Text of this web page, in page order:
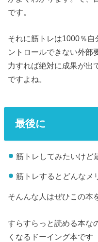
です。
それに筋トレは1000％
ントロールできない外部
力すれば絶対に成果が出
ですよね。
最後に
筋トレしてみたいけど
筋トレするとどんなメ
そんんな人はぜひこの本
すらすらっと読める本な
くなるドーイング本です